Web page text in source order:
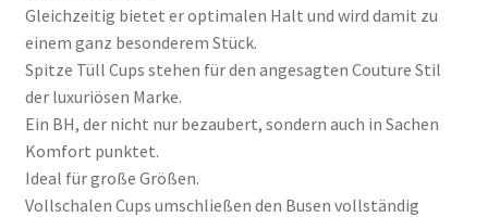
Gleichzeitig bietet er optimalen Halt und wird damit zu
einem ganz besonderem Stück.
Spitze Tüll Cups stehen für den angesagten Couture Stil
der luxuriösen Marke.
Ein BH, der nicht nur bezaubert, sondern auch in Sachen
Komfort punktet.
Ideal für große Größen.
Vollschalen Cups umschließen den Busen vollständig